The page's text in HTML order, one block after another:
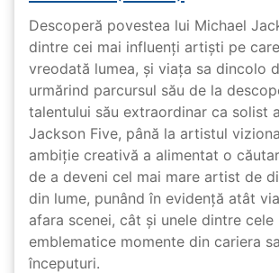
Descoperă povestea lui Michael
dintre cei mai influenți artiști pe
vreodată lumea, și viața sa dincolo
urmărind parcursul său de la
talentului său extraordinar ca solist
Jackson Five, până la artistul
ambiție creativă a alimentat o
de a deveni cel mai mare artist de
din lume, punând în evidență atât
afara scenei, cât și unele dintre cele
emblematice momente din cariera
începuturi.